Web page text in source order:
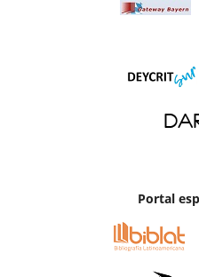
Portal